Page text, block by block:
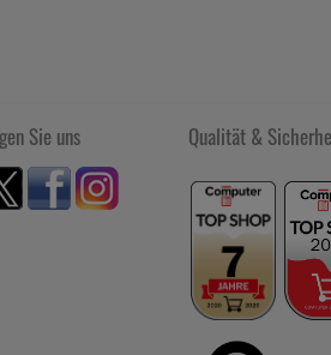
schwarzem Stuhl, starken oder
über 55 Jahren sollte vor
Saccharose. Bei einer bekannten
mit dem Arzt erfolgen.
Hartkapseln. Zur Anwendung
von Refluxbeschwerden (z. B. Sodbrennen,
lesen Sie die Packungsbeilage und fragen
Sie uns Qualität &